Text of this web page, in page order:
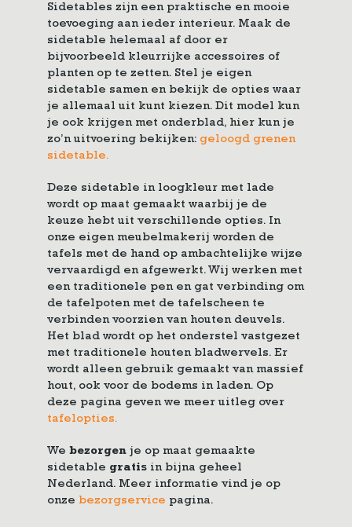
Sidetables zijn een praktische en mooie
toevoeging aan ieder interieur. Maak de
sidetable helemaal af door er
bijvoorbeeld kleurrijke accessoires of
planten op te zetten. Stel je eigen
sidetable samen en bekijk de opties waar
je allemaal uit kunt kiezen. Dit model kun
je ook krijgen met onderblad, hier kun je
zo’n uitvoering bekijken: geloogd grenen
sidetable.
Deze sidetable in loogkleur met lade
wordt op maat gemaakt waarbij je de
keuze hebt uit verschillende opties. In
onze eigen meubelmakerij worden de
tafels met de hand op ambachtelijke wijze
vervaardigd en afgewerkt. Wij werken met
een traditionele pen en gat verbinding om
de tafelpoten met de tafelscheen te
verbinden voorzien van houten deuvels.
Het blad wordt op het onderstel vastgezet
met traditionele houten bladwervels. Er
wordt alleen gebruik gemaakt van massief
hout, ook voor de bodems in laden. Op
deze pagina geven we meer uitleg over
tafelopties.
We bezorgen je op maat gemaakte
sidetable gratis in bijna geheel
Nederland. Meer informatie vind je op
onze bezorgservice pagina.